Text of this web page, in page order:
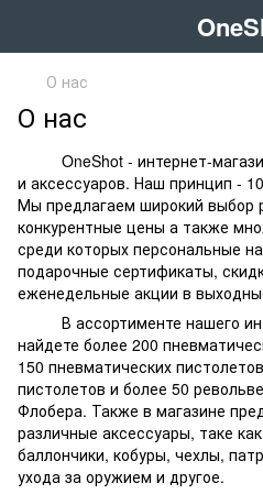
О нас
О нас
OneShot - интернет-
и аксессуаров. Наш принцип -
Мы предлагаем широкий выбор
конкурентные цены а также
среди которых персональные
подарочные сертификаты,
еженедельные акции в
В ассортименте нашего
найдете более 200
150 пневматических
пистолетов и более 50
Флобера. Также в магазине
различные аксессуары, таке
баллончики, кобуры, чехлы,
ухода за оружием и другое.